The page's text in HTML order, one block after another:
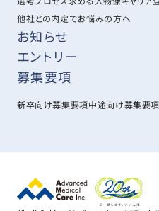
他社との内定でお悩みの方へ
お知らせ
エントリー
募集要項
新卒向け募集要項中途向け募集要項